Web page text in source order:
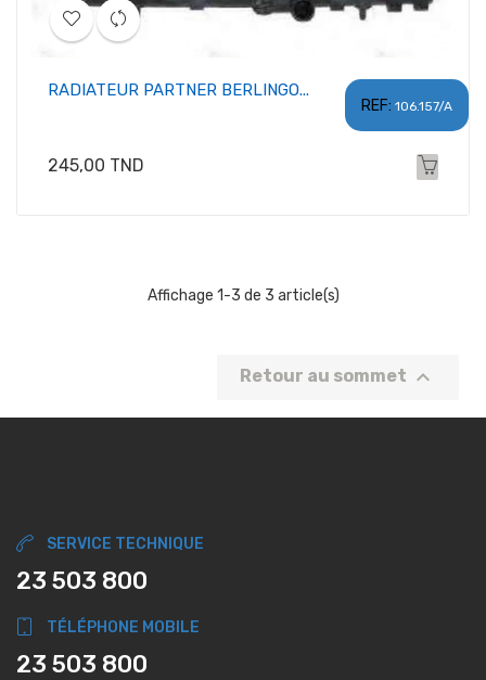
REF: 106.157/A
RADIATEUR PARTNER BERLINGO...
Prix
245,00 TND
Affichage 1-3 de 3 article(s)
Retour au sommet 
SERVICE TECHNIQUE
23 503 800
TÉLÉPHONE MOBILE
23 503 800